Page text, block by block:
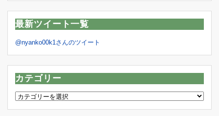
最新ツイート一覧
@nyanko00k1さんのツイート
カテゴリー
カ